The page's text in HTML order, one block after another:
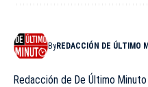
ByREDACCIÓN DE ÚLTIMO
Redacción de De Último Minuto